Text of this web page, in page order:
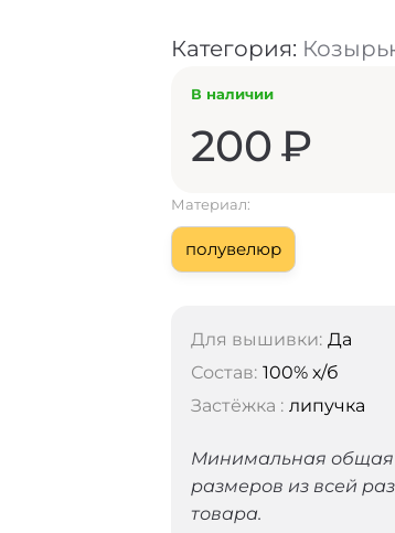
Категория:
В наличии
200₽
Материал:
полувелюр
Для вышивки: Да
Состав: 100% х/б
Застёжка : липучка
Минимальная общая
размеров из всей
товара.